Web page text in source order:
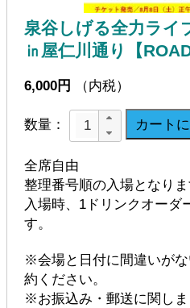
泉谷しげる全力ライ
㏌屋仁川通り【
6,000円 （内税）
数量：
全席自由
整理番号順の入場となり
入場時、1ドリンクオーダ
す。
※会場と日付に間違いが
約ください。
※お振込み・郵送に関し